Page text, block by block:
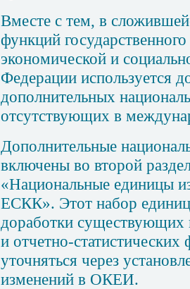
Вместе с тем, в
функций
экономической и
Федерации используется
дополнительных
отсутствующих в
Дополнительные
включены во второй
«Национальные единицы
ЕСКК». Этот набор
доработки существующих
и отчетно-
уточняться через
изменений в ОКЕИ.